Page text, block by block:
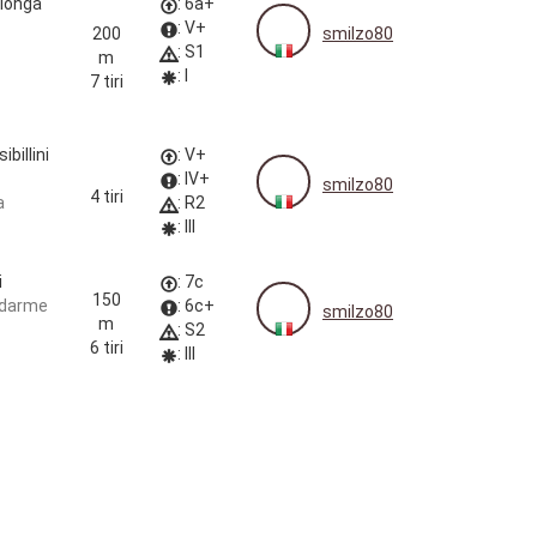
200
m
7 tiri
: V+
: S1
: I
smilzo80
4 tiri
: V+
: IV+
: R2
: III
smilzo80
150
m
6 tiri
: 7c
: 6c+
: S2
: III
smilzo80